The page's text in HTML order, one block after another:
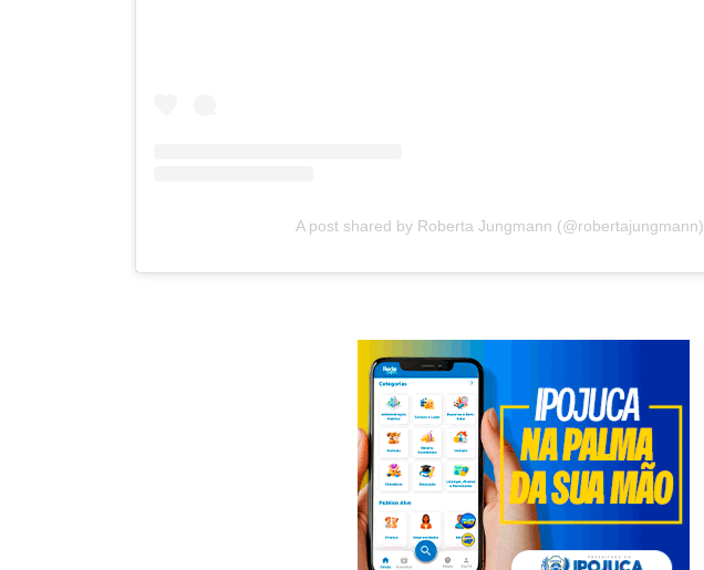
A post shared by Roberta Jungmann (@robertajungmann)